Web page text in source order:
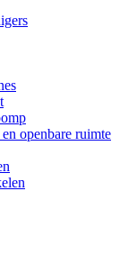
openbare ruimte